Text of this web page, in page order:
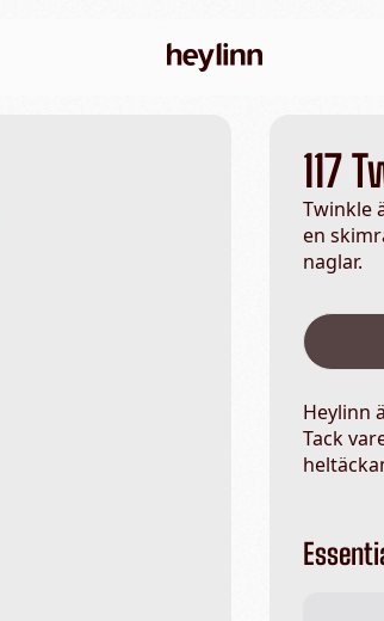
117
Twinkle
en
naglar.
Heylinn
Tack